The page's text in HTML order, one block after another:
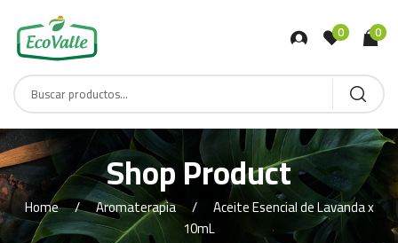
0 0
Shop Product
Home Aromaterapia
Aceite Esencial de Lavanda x
10mL